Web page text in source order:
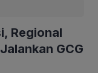
Regional
GCG